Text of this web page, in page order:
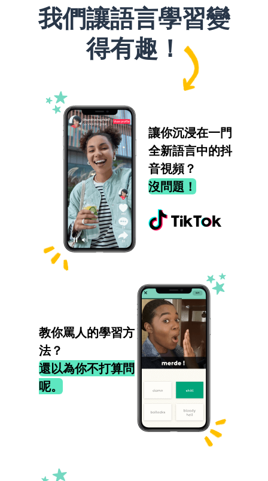
我們讓語言學習變
得有趣！
讓你沉浸在一門
全新語言中的抖
音視頻？
沒問題！
教你罵人的學習方
法？
還以為你不打算問
呢。